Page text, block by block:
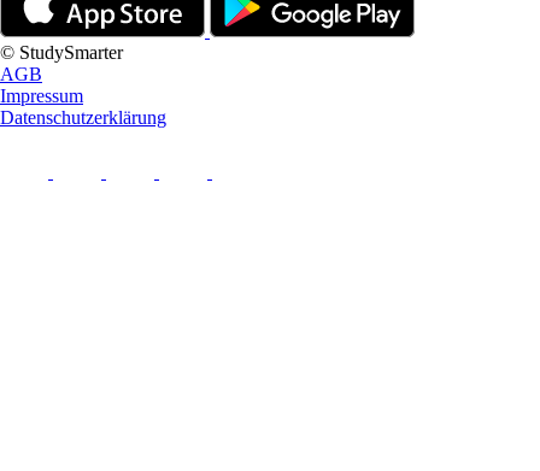
© StudySmarter
AGB
Impressum
Datenschutzerklärung